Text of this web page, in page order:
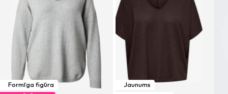
Formīga figūra
Jaunums